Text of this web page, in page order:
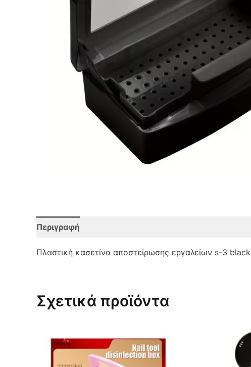
Περιγραφή
Πλαστική κασετίνα αποστείρωσης εργαλείων s-3 black
Σχετικά προϊόντα